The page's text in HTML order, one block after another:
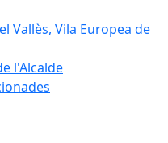
Vallès, Vila Europea de
l'Alcalde